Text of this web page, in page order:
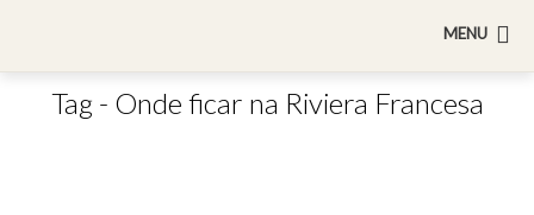
MENU
Tag - Onde ficar na Riviera Francesa